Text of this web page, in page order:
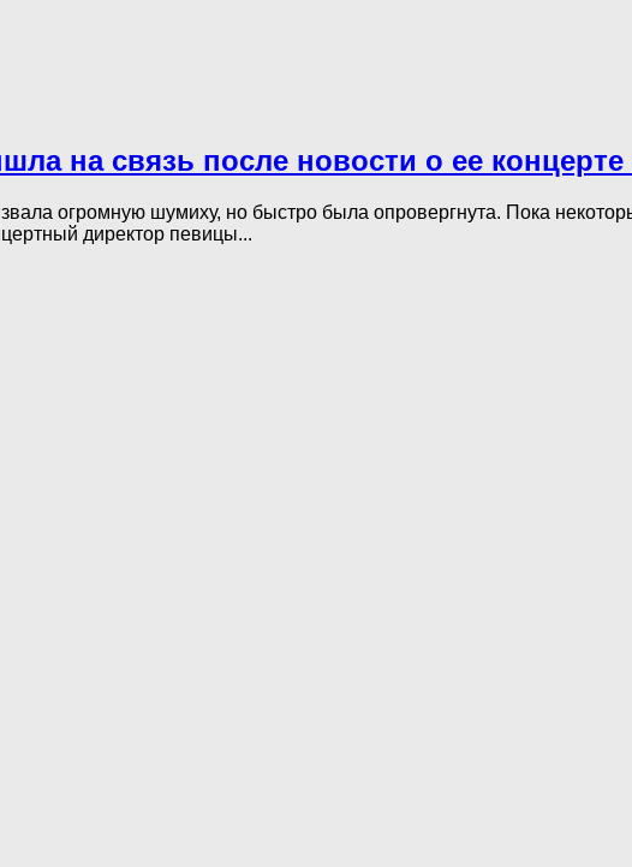
на связь после новости о ее
огромную шумиху, но быстро была опровергнута. Пока
директор певицы...